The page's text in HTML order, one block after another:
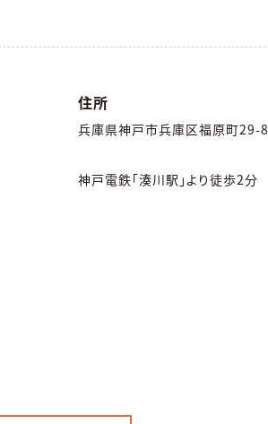
住所
兵庫県神戸市兵庫区福原町29-8
神戸電鉄「湊川駅」より徒歩2分